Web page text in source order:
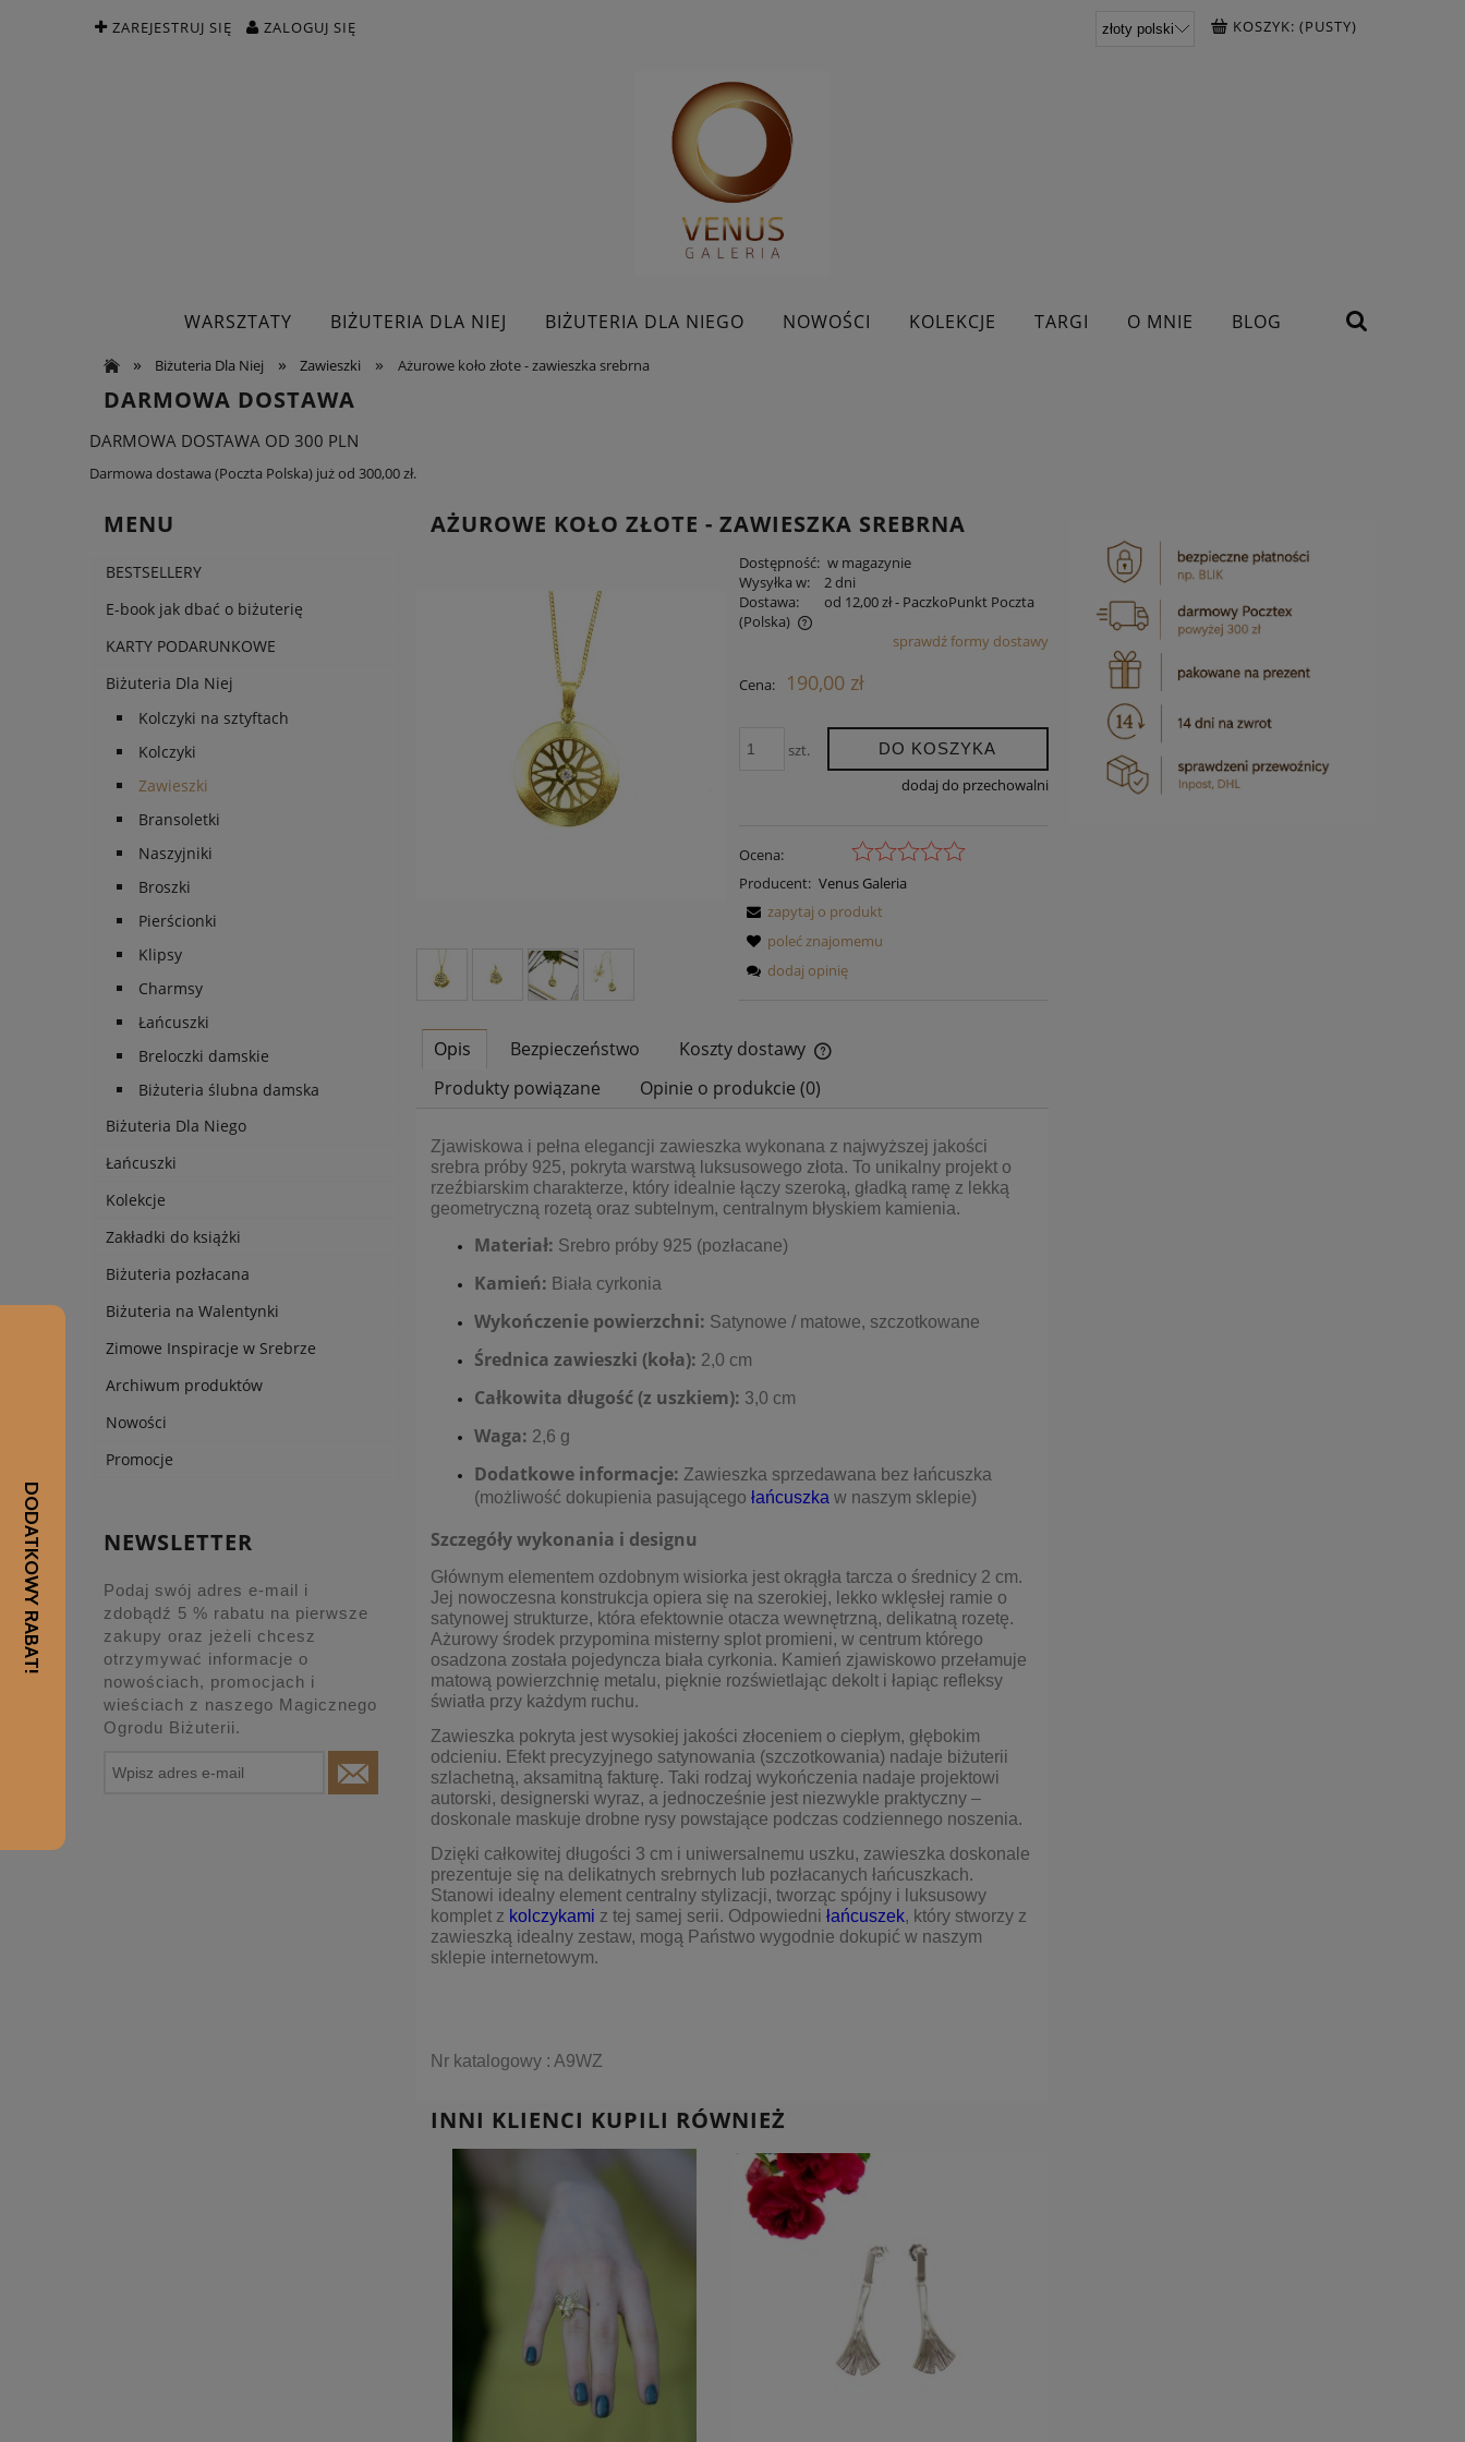
ZAREJESTRUJ SIĘ ZALOGUJ SIĘ KOSZYK: (PUSTY)
WARSZTATY BIŻUTERIA DLA NIEJ BIŻUTERIA DLA NIEGO NOWOŚCI KOLEKCJE TARGI O MNIE BLOG
BESTSELLERY
» Biżuteria Dla Niej » Zawieszki » Ażurowe koło złote - zawieszka srebrna
DARMOWA DOSTAWA
DARMOWA DOSTAWA OD 300 PLN
Darmowa dostawa (Poczta Polska) już od 300,00 zł.
MENU
BESTSELLERY
E-book jak dbać o biżuterię
KARTY PODARUNKOWE
Biżuteria Dla Niej
Kolczyki na sztyftach
Kolczyki
Zawieszki
Bransoletki
Naszyjniki
Broszki
Pierścionki
Klipsy
Charmsy
Łańcuszki
Breloczki damskie
Biżuteria ślubna damska
Biżuteria Dla Niego
Łańcuszki
Kolekcje
Zakładki do książki
Biżuteria pozłacana
Biżuteria na Walentynki
Zimowe Inspiracje w Srebrze
Archiwum produktów
Nowości
Promocje
NEWSLETTER
Podaj swój adres e-mail i
zdobądź 5 % rabatu na pierwsze
zakupy oraz jeżeli chcesz
otrzymywać informacje o
nowościach, promocjach i
wieściach z naszego Magicznego
Ogrodu Biżuterii.
AŻUROWE KOŁO ZŁOTE - ZAWIESZKA SREBRNA
Dostępność: w magazynie
Wysyłka w:
2 dni
Dostawa:
od 12,00 zł- PaczkoPunkt Poczta
(Polska)
Cena nie zawiera ewentualnych kosztów
płatności
sprawdź formy dostawy
Cena: 190,00 zł
szt. DO KOSZYKA
dodaj do przechowalni
Ocena:
Producent: Venus Galeria
zapytaj o produkt
poleć znajomemu
dodaj opinię
Opis Bezpieczeństwo Koszty dostawy
Produkty powiązane Opinie o produkcie (0)
Zjawiskowa i pełna elegancji zawieszka wykonana z najwyższej jakości
srebra próby 925, pokryta warstwą luksusowego złota. To unikalny projekt o
rzeźbiarskim charakterze, który idealnie łączy szeroką, gładką ramę z lekką
geometryczną rozetą oraz subtelnym, centralnym błyskiem kamienia.
Materiał: Srebro próby 925 (pozłacane)
Kamień: Biała cyrkonia
Wykończenie powierzchni: Satynowe / matowe, szczotkowane
Średnica zawieszki (koła): 2,0 cm
Całkowita długość (z uszkiem): 3,0 cm
Waga: 2,6 g
Dodatkowe informacje: Zawieszka sprzedawana bez łańcuszka
(możliwość dokupienia pasującego łańcuszka w naszym sklepie)
Szczegóły wykonania i designu
Głównym elementem ozdobnym wisiorka jest okrągła tarcza o średnicy 2 cm.
Jej nowoczesna konstrukcja opiera się na szerokiej, lekko wklęsłej ramie o
satynowej strukturze, która efektownie otacza wewnętrzną, delikatną rozetę.
Ażurowy środek przypomina misterny splot promieni, w centrum którego
osadzona została pojedyncza biała cyrkonia. Kamień zjawiskowo przełamuje
matową powierzchnię metalu, pięknie rozświetlając dekolt i łapiąc refleksy
światła przy każdym ruchu.
Zawieszka pokryta jest wysokiej jakości złoceniem o ciepłym, głębokim
odcieniu. Efekt precyzyjnego satynowania (szczotkowania) nadaje biżuterii
szlachetną, aksamitną fakturę. Taki rodzaj wykończenia nadaje projektowi
autorski, designerski wyraz, a jednocześnie jest niezwykle praktyczny –
doskonale maskuje drobne rysy powstające podczas codziennego noszenia.
Dzięki całkowitej długości 3 cm i uniwersalnemu uszku, zawieszka doskonale
prezentuje się na delikatnych srebrnych lub pozłacanych łańcuszkach.
Stanowi idealny element centralny stylizacji, tworząc spójny i luksusowy
komplet z kolczykami z tej samej serii. Odpowiedni łańcuszek, który stworzy z
zawieszką idealny zestaw, mogą Państwo wygodnie dokupić w naszym
sklepie internetowym.
Nr katalogowy : A9WZ
INNI KLIENCI KUPILI RÓWNIEŻ